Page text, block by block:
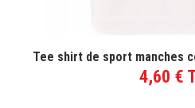
Tee shirt de sport manches
4,60 €